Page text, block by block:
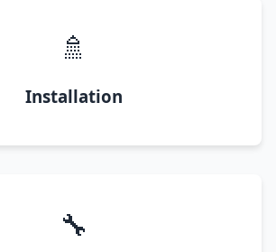
🚿
Installation
🔧